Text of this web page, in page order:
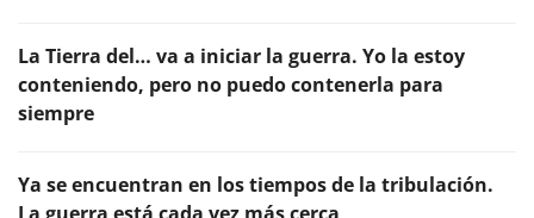
La Tierra del… va a iniciar la guerra. Yo la estoy
conteniendo, pero no puedo contenerla para
siempre
Ya se encuentran en los tiempos de la tribulación.